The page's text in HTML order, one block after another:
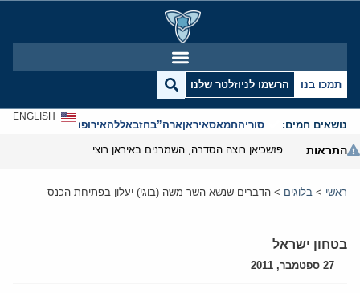
תמכו בנו הרשמו לניוזלטר שלנו
נושאים חמים: סוריהחמאסאיראןארה”בחזבאללהאירופהאנטישמיות
ENGLISH
התראות
ראשי > בלוגים > הדברים שנשא השר משה (בוגי) יעלון בפתיחת הכנס
בטחון ישראל
27 ספטמבר, 2011